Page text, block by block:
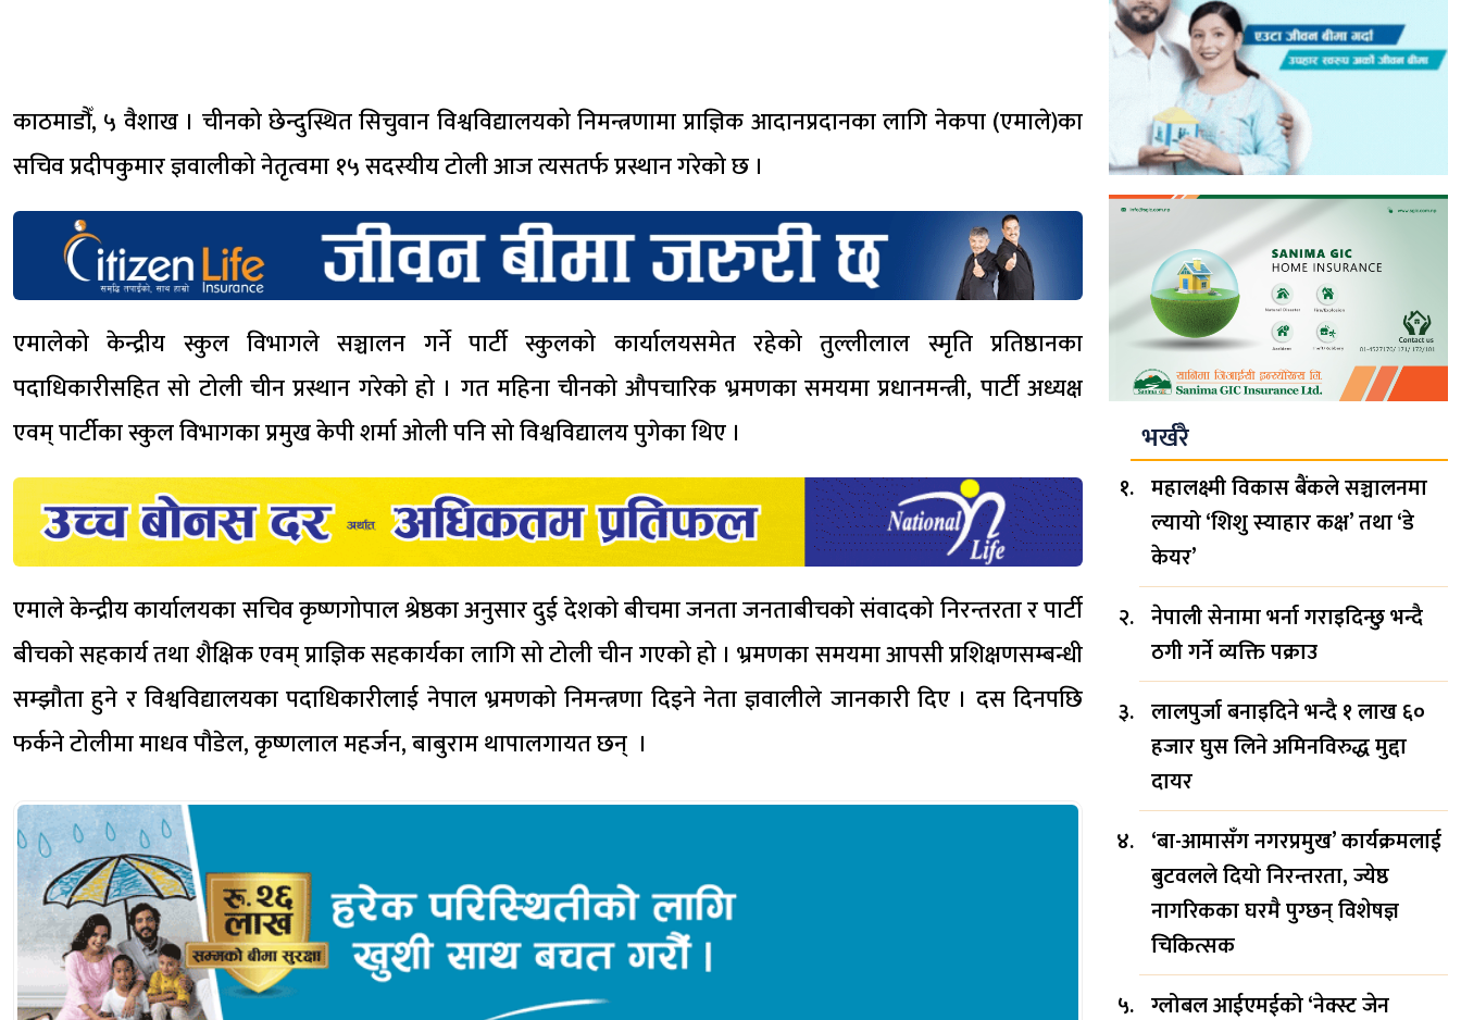
काठमाडौँ, ५ वैशाख । चीनको छेन्दुस्थित सिचुवान विश्वविद्यालयको निमन्त्रणामा प्राज्ञिक आदानप्रदानका लागि नेकपा (एमाले)का
सचिव प्रदीपकुमार ज्ञवालीको नेतृत्वमा १५ सदस्यीय टोली आज त्यसतर्फ प्रस्थान गरेको छ ।
एमालेको केन्द्रीय स्कुल विभागले सञ्चालन गर्ने पार्टी स्कुलको कार्यालयसमेत रहेको तुल्लीलाल स्मृति प्रतिष्ठानका
पदाधिकारीसहित सो टोली चीन प्रस्थान गरेको हो । गत महिना चीनको औपचारिक भ्रमणका समयमा प्रधानमन्त्री, पार्टी अध्यक्ष
एवम् पार्टीका स्कुल विभागका प्रमुख केपी शर्मा ओली पनि सो विश्वविद्यालय पुगेका थिए ।
एमाले केन्द्रीय कार्यालयका सचिव कृष्णगोपाल श्रेष्ठका अनुसार दुई देशको बीचमा जनता जनताबीचको संवादको निरन्तरता र पार्टी
बीचको सहकार्य तथा शैक्षिक एवम् प्राज्ञिक सहकार्यका लागि सो टोली चीन गएको हो । भ्रमणका समयमा आपसी प्रशिक्षणसम्बन्धी
सम्झौता हुने र विश्वविद्यालयका पदाधिकारीलाई नेपाल भ्रमणको निमन्त्रणा दिइने नेता ज्ञवालीले जानकारी दिए । दस दिनपछि
फर्कने टोलीमा माधव पौडेल, कृष्णलाल महर्जन, बाबुराम थापालगायत छन् ।
भर्खरै
महालक्ष्मी विकास बैंकले सञ्चालनमा
ल्यायो ‘शिशु स्याहार कक्ष’ तथा ‘डे
केयर’
नेपाली सेनामा भर्ना गराइदिन्छु भन्दै
ठगी गर्ने व्यक्ति पक्राउ
लालपुर्जा बनाइदिने भन्दै १ लाख ६०
हजार घुस लिने अमिनविरुद्ध मुद्दा
दायर
‘बा-आमासँग नगरप्रमुख’ कार्यक्रमलाई
बुटवलले दियो निरन्तरता, ज्येष्ठ
नागरिकका घरमै पुग्छन् विशेषज्ञ
चिकित्सक
ग्लोबल आईएमईको ‘नेक्स्ट जेन